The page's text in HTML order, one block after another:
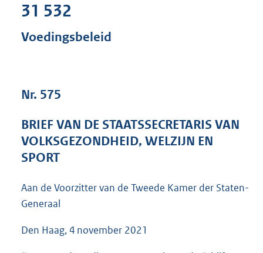
K
b
31 532
Voedingsbeleid
Nr. 575
BRIEF VAN DE STAATSSECRETARIS VAN
VOLKSGEZONDHEID, WELZIJN EN
SPORT
Aan de Voorzitter van de Tweede Kamer der Staten-
Generaal
Den Haag, 4 november 2021